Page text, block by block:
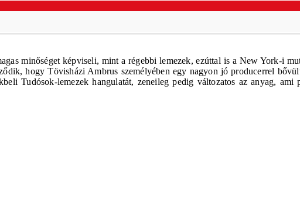
minőséget képviseli, mint a régebbi lemezek, ezúttal is a New York-i
hogy Tövisházi Ambrus személyében egy nagyon jó producerrel
Tudósok-lemezek hangulatát, zeneileg pedig változatos az anyag,